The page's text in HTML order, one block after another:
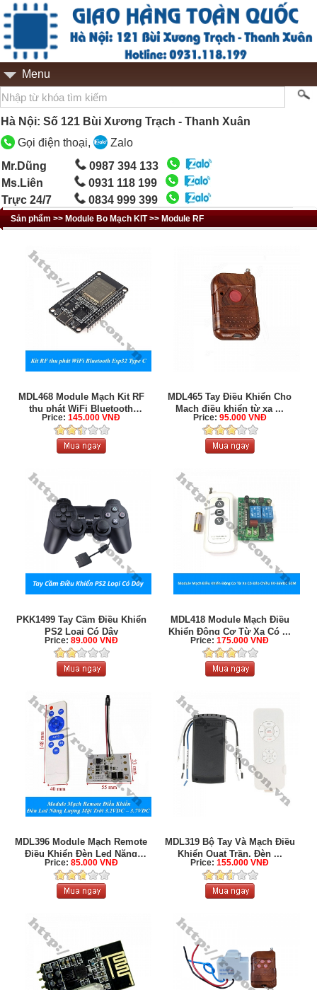
Menu
Hà Nội: Số 121 Bùi Xương Trạch - Thanh Xuân
Gọi điện thoại,
Zalo
Mr.Dũng
0987 394 133
Ms.Liên
0931 118 199
Trực 24/7
0834 999 399
Sản phẩm >> Module Bo Mạch KIT >> Module RF
MDL468 Module Mạch Kit RF
thu phát WiFi Bluetooth
Esp32 ...
Price:145.000 VNĐ
MDL465 Tay Điều Khiển Cho
Mạch điều khiển từ xa ...
Price: 95.000 VNĐ
PKK1499 Tay Cầm Điều Khiển
PS2 Loại Có Dây
Price: 89.000 VNĐ
MDL418 Module Mạch Điều
Khiển Động Cơ Từ Xa Có ...
Price:175.000 VNĐ
MDL396 Module Mạch Remote
Điều Khiển Đèn Led Năng
Lượng ...
Price: 85.000 VNĐ
MDL319 Bộ Tay Và Mạch Điều
Khiển Quạt Trần, Đèn ...
Price:155.000 VNĐ